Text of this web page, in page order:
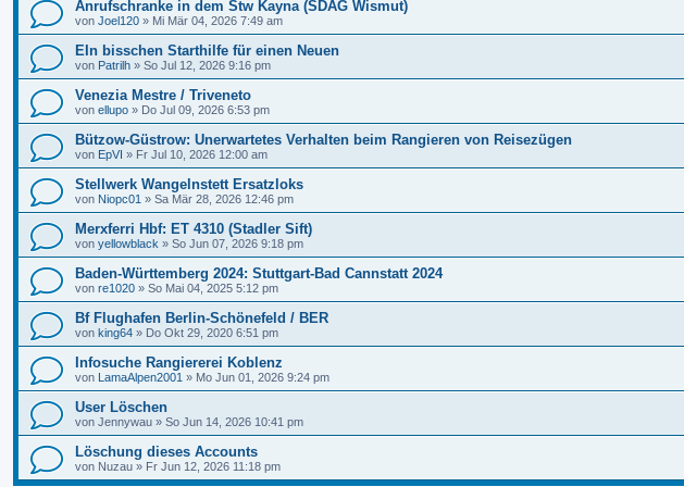
Anrufschranke in dem Stw Kayna (SDAG Wismut)
von Joel120 » Mi Mär 04, 2026 7:49 am
EIn bisschen Starthilfe für einen Neuen
von Patrilh » So Jul 12, 2026 9:16 pm
Venezia Mestre / Triveneto
von ellupo » Do Jul 09, 2026 6:53 pm
Bützow-Güstrow: Unerwartetes Verhalten beim Rangieren von Reisezügen
von EpVI » Fr Jul 10, 2026 12:00 am
Stellwerk Wangelnstett Ersatzloks
von Niopc01 » Sa Mär 28, 2026 12:46 pm
Merxferri Hbf: ET 4310 (Stadler Sift)
von yellowblack » So Jun 07, 2026 9:18 pm
Baden-Württemberg 2024: Stuttgart-Bad Cannstatt 2024
von re1020 » So Mai 04, 2025 5:12 pm
Bf Flughafen Berlin-Schönefeld / BER
von king64 » Do Okt 29, 2020 6:51 pm
Infosuche Rangiererei Koblenz
von LamaAlpen2001 » Mo Jun 01, 2026 9:24 pm
User Löschen
von Jennywau » So Jun 14, 2026 10:41 pm
Löschung dieses Accounts
von Nuzau » Fr Jun 12, 2026 11:18 pm